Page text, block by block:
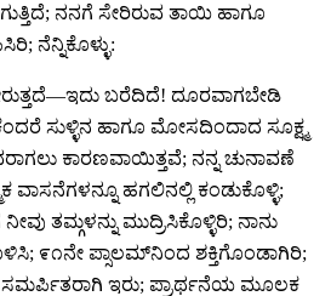
ನನಗೆ ಸೇರಿರುವ ತಾಯಿ ಹಾಗೂ
ನೆನ್ನಿಕೊಳ್ಳು:
ಬರೆದಿದೆ! ದೂರವಾಗಬೇಡಿ
ಸುಳ್ಳಿನ ಹಾಗೂ ಮೋಸದಿಂದಾದ ಸೂಕ್ಷ್ಮ
ಕಾರಣವಾಯಿತ್ತವೆ; ನನ್ನ ಚುನಾವಣೆ
ವಾಸನೆಗಳನ್ನೂ ಹಗಲಿನಲ್ಲಿ ಕಂಡುಕೊಳ್ಳಿ;
ತಮ್ಗಳನ್ನು ಮುದ್ರಿಸಿಕೊಳ್ಳಿರಿ; ನಾನು
೯೧ನೇ ಪ್ಸಾಲಮ್‌ನಿಂದ ಶಕ್ತಿಗೊಂಡಾಗಿರಿ;
ಇರು; ಪ್ರಾರ್ಥನೆಯ ಮೂಲಕ